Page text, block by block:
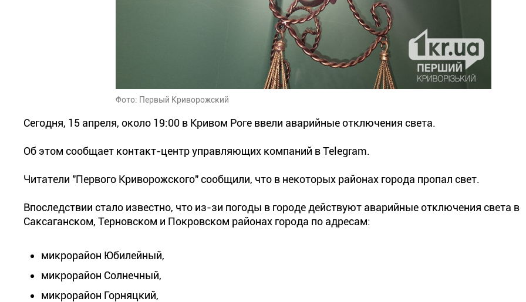
Фото: Первый Криворожский
Сегодня, 15 апреля, около 19:00 в Кривом Роге ввели аварийные отключения света.
Об этом сообщает контакт-центр управляющих компаний в Telegram.
Читатели "Первого Криворожского" сообщили, что в некоторых районах города пропал свет.
Впоследствии стало известно, что из-зи погоды в городе действуют аварийные отключения света в
Саксаганском, Терновском и Покровском районах города по адресам:
микрорайон Юбилейный,
микрорайон Солнечный,
микрорайон Горняцкий,